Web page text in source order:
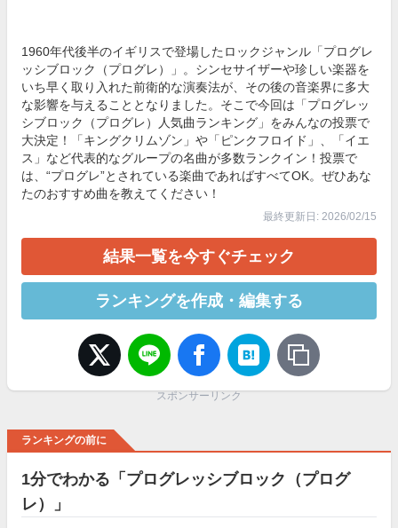
1960年代後半のイギリスで登場したロックジャンル「プログレ
ッシブロック（プログレ）」。シンセサイザーや珍しい楽器を
いち早く取り入れた前衛的な演奏法が、その後の音楽界に多大
な影響を与えることとなりました。そこで今回は「プログレッ
シブロック（プログレ）人気曲ランキング」をみんなの投票で
大決定！「キングクリムゾン」や「ピンクフロイド」、「イエ
ス」など代表的なグループの名曲が多数ランクイン！投票で
は、“プログレ”とされている楽曲であればすべてOK。ぜひあな
たのおすすめ曲を教えてください！
最終更新日: 2026/02/15
結果一覧を今すぐチェック
ランキングを作成・編集する
スポンサーリンク
ランキングの前に
1分でわかる「プログレッシブロック（プログ
レ）」